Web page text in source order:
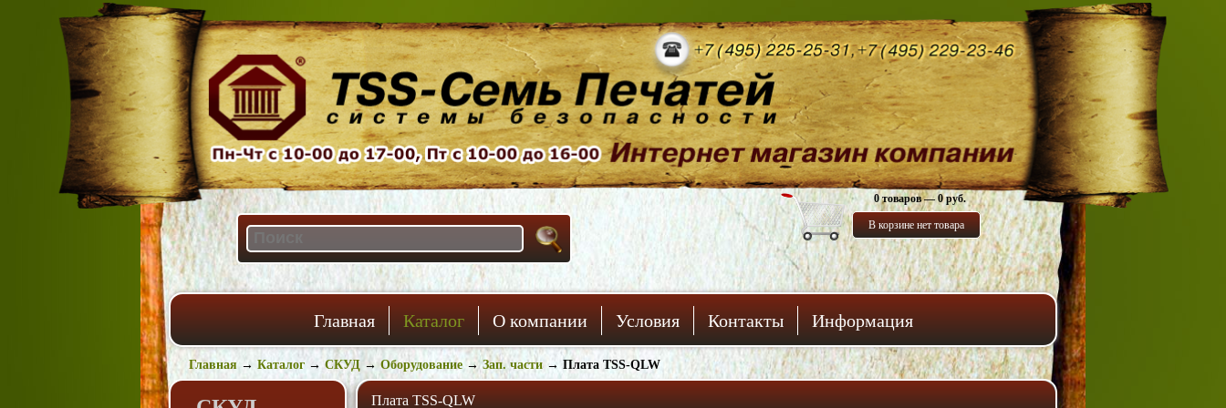
0 товаров — 0 руб.
В корзине нет товара
Главная Каталог О компании Условия Контакты Информация
Главная →Каталог →СКУД →Оборудование →Зап. части →Плата TSS-QLW
Плата TSS-QLW